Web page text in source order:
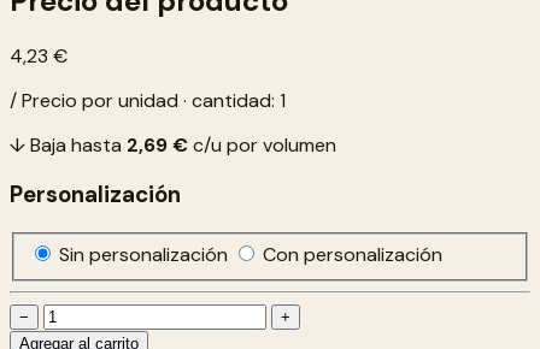
4,23 €
/ Precio por unidad · cantidad: 1
↓ Baja hasta 2,69 €c/u por volumen
Personalización
Sin personalización Con personalización
−
+
Agregar al carrito